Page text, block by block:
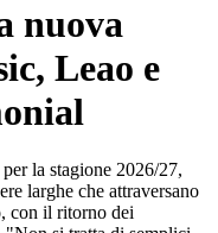
nuova
Leao e
la stagione 2026/27,
larghe che attraversano
con il ritorno dei